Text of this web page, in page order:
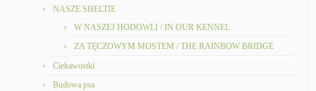
NASZE SHELTIE
W NASZEJ HODOWLI / IN OUR KENNEL
ZA TĘCZOWYM MOSTEM / THE RAINBOW BRIDGE
Ciekawostki
Budowa psa